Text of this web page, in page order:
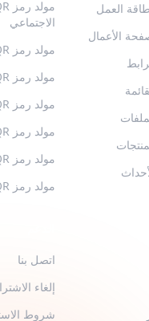
الاجتماعي
مولد رمز QR لفيسبوك
مولد رمز QR للنص
مولد رمز QR للواي فاي
مولد رمز QR للصور
مولد رمز QR للقسائم
مولد رمز QR للنماذج
اتصل بنا
إلغاء
شروط